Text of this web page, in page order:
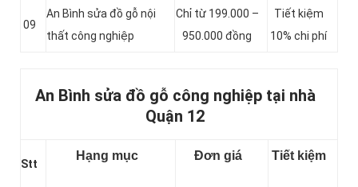
09
An Bình sửa đồ gỗ nội
thất công nghiệp
Chỉ từ 199.000 –
950.000 đồng
Tiết kiệm
10% chi phí
An Bình sửa đồ gỗ công nghiệp tại nhà
Quận 12
Stt
Hạng mục Đơn giá Tiết kiệm